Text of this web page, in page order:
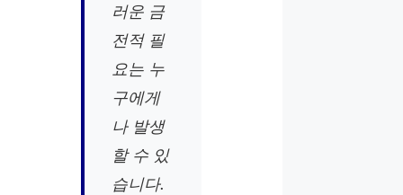
러운 금
전적 필
요는 누
구에게
나 발생
할 수 있
습니다.